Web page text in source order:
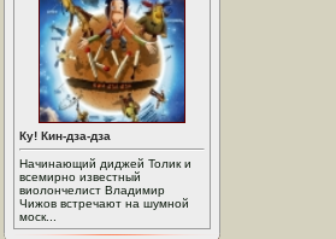
Ку! Кин-дза-дза
Начинающий диджей Толик и
всемирно известный
виолончелист Владимир
Чижов встречают на шумной
моск...